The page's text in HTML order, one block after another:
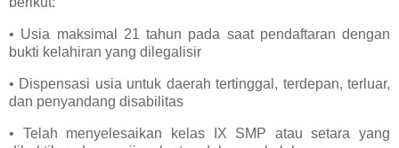
• Usia maksimal 21 tahun pada saat pendaftaran dengan
bukti kelahiran yang dilegalisir
• Dispensasi usia untuk daerah tertinggal, terdepan, terluar,
dan penyandang disabilitas
• Telah menyelesaikan kelas IX SMP atau setara yang